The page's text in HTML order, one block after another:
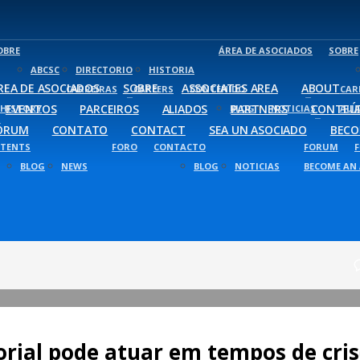
ABCSC
DIRECTORIO HISTORIA
ÁREA DE ASOCIADOS
SOBRE
HISTORY
CARREIRAS CAREERS
CONTENIDO
BLOG
NOTICIAS
BLOG
NEWS
FORO
CONTACTO
BLOG
NOTICIAS
FORUM
BECOME
DE ASOCIADOS SOBRE ASSOCIATES AREA ABOUT
EVENTOS PARCEIROS ALIADOS PARTNERS
CONTATO CONTACT SEA UN ASOCIADO
pode atuar em tempos de